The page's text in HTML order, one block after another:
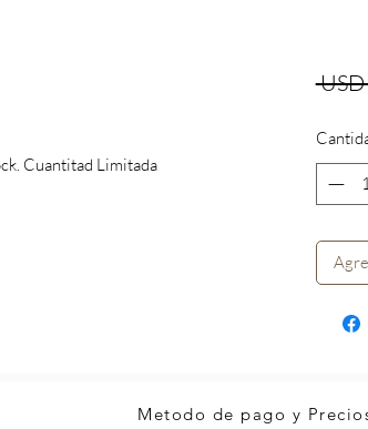
Cuantitad Limitada
Metodo de pago y